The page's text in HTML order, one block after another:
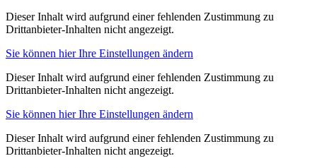
Dieser Inhalt wird aufgrund einer fehlenden Zustimmung zu
Drittanbieter-Inhalten nicht angezeigt.
Sie können hier Ihre Einstellungen ändern
Dieser Inhalt wird aufgrund einer fehlenden Zustimmung zu
Drittanbieter-Inhalten nicht angezeigt.
Sie können hier Ihre Einstellungen ändern
Dieser Inhalt wird aufgrund einer fehlenden Zustimmung zu
Drittanbieter-Inhalten nicht angezeigt.